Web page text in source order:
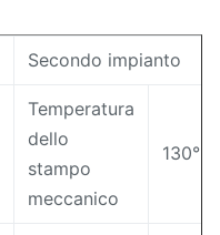
Secondo impianto
Temperatura
dello
stampo
meccanico